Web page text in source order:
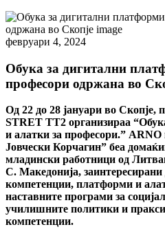
февруари 4, 2024
Обука за дигитални
професори одржана во
Од 22 до 28 јануари во Скопје,
STRET TT2 организираа
и алатки за професори.” ARNO
Јовчески Корчагин” беа
младински работници од
С. Македонија, заинтересирани
компетенции, платформи и
наставните програми за
училишните политики и пракси
компетенции.